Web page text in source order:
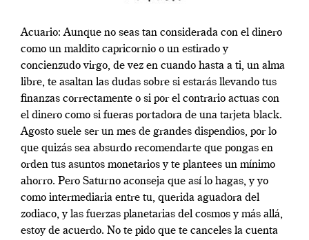
Acuario: Aunque no seas tan considerada con el dinero
como un maldito capricornio o un estirado y
concienzudo virgo, de vez en cuando hasta a ti, un alma
libre, te asaltan las dudas sobre si estarás llevando tus
finanzas correctamente o si por el contrario actuas con
el dinero como si fueras portadora de una tarjeta black.
Agosto suele ser un mes de grandes dispendios, por lo
que quizás sea absurdo recomendarte que pongas en
orden tus asuntos monetarios y te plantees un mínimo
ahorro. Pero Saturno aconseja que así lo hagas, y yo
como intermediaria entre tu, querida aguadora del
zodiaco, y las fuerzas planetarias del cosmos y más allá,
estoy de acuerdo. No te pido que te canceles la cuenta